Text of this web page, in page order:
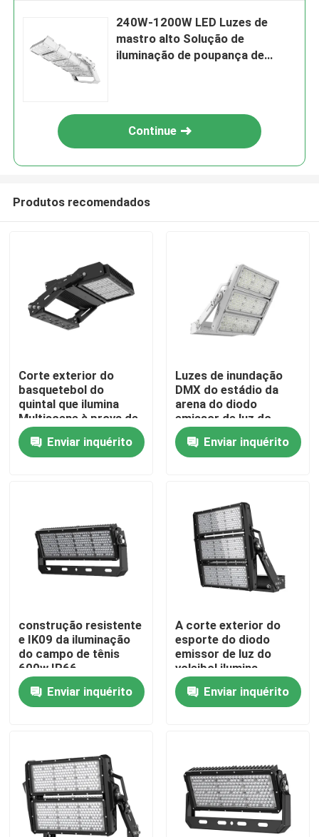
Lar
SOBRE E.U.
Controle da qualidade
Peça umas citações
LUZ DO ESTÁDIO DO DIODO EMISSOR DE LUZ
Luz de inundação exterior do diodo emissor de luz
240W-1200W LED Luzes de
mastro alto Solução de
iluminação de poupança de
Continue
Produtos recomendados
Corte exterior do
basquetebol do
quintal que ilumina
Multiscene à prova de
intempéries
Enviar inquérito
Luzes de inundação
DMX do estádio da
arena do diodo
emissor de luz do
poder superior 2000W
DALI Dimming
Enviar inquérito
construção resistente
e IK09 da iluminação
do campo de tênis
600w IP66
Enviar inquérito
A corte exterior do
esporte do diodo
emissor de luz do
voleibol ilumina
Multiscene prático
Enviar inquérito